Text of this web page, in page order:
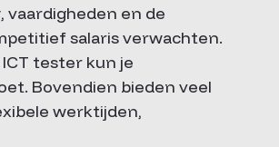
vaardigheden en de
salaris verwachten.
tester kun je
Bovendien bieden veel
werktijden,